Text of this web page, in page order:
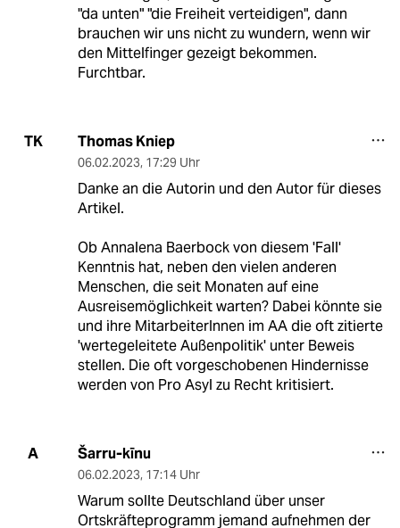
"da unten" "die Freiheit verteidigen", dann
brauchen wir uns nicht zu wundern, wenn wir
den Mittelfinger gezeigt bekommen.
Furchtbar.
TK Thomas Kniep
06.02.2023, 17:29 Uhr
Danke an die Autorin und den Autor für dieses
Artikel.
Ob Annalena Baerbock von diesem 'Fall'
Kenntnis hat, neben den vielen anderen
Menschen, die seit Monaten auf eine
Ausreisemöglichkeit warten? Dabei könnte sie
und ihre MitarbeiterInnen im AA die oft zitierte
'wertegeleitete Außenpolitik' unter Beweis
stellen. Die oft vorgeschobenen Hindernisse
werden von Pro Asyl zu Recht kritisiert.
A Šarru-kīnu
06.02.2023, 17:14 Uhr
Warum sollte Deutschland über unser
Ortskräfteprogramm jemand aufnehmen der